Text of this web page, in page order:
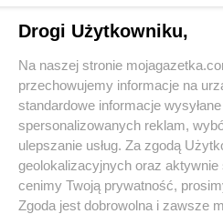
POLOmarket
11 gazetek
Dodaj do ulubionych
Drogi Użytkowniku,
Na naszej stronie
przechowujemy informacje na
standardowe informacje
spersonalizowanych reklam,
ulepszanie usług. Za zgodą
geolokalizacyjnych oraz
cenimy Twoją prywatność,
Zgoda jest dobrowolna i zawsze